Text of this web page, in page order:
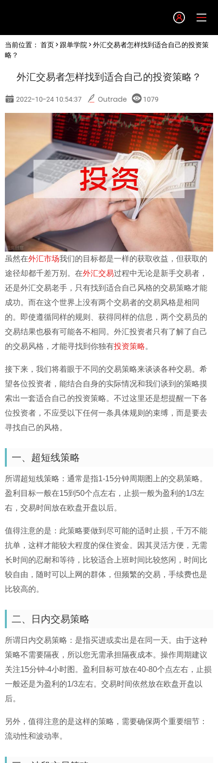
English
简体中文
日本語
Tiếng việt
ไทย
当前位置： 首页> 跟单学院> 外汇交易者怎样找到适合自己的投资策
略？
外汇交易者怎样找到适合自己的投资策略？
2022-10-24 10:54:37 Outrade 1079
虽然在外汇市场我们的目标都是一样的获取收益，但获取的
途径却都千差万别。在外汇交易过程中无论是新手交易者，
还是外汇交易老手，只有找到适合自己风格的交易策略才能
成功。而在这个世界上没有两个交易者的交易风格是相同
的。即使遵循同样的规则、获得同样的信息，两个交易员的
交易结果也极有可能各不相同。外汇投资者只有了解了自己
的交易风格，才能寻找到你独有投资策略。
接下来，我们将着眼于不同的交易策略来谈谈各种交易。希
望各位投资者，能结合自身的实际情况和我们谈到的策略摸
索出一套适合自己的投资策略。不过这里还是想提醒一下各
位投资者，不应受以下任何一条具体规则的束缚，而是要去
寻找自己的风格。
一、超短线策略
所谓超短线策略：通常是指1-15分钟周期图上的交易策略。
盈利目标一般在15到50个点左右，止损一般为盈利的1/3左
右，交易时间放在欧盘开盘以后。
值得注意的是：此策略要做到尽可能的适时止损，千万不能
抗单，这样才能较大程度的保住资金。因其灵活方便，无需
长时间的忍耐和等待，比较适合上班时间比较悠闲，时间比
较自由，随时可以上网的群体，但频繁的交易，手续费也是
比较高的。
二、日内交易策略
所谓日内交易策略：是指买进或卖出是在同一天。由于这种
策略不需要隔夜，所以您无需承担隔夜成本。操作周期建议
关注15分钟-4小时图。盈利目标可放在40-80个点左右，止损
一般还是为盈利的1/3左右。交易时间依然放在欧盘开盘以
后。
另外，值得注意的是这样的策略，需要确保两个重要细节：
流动性和波动率。